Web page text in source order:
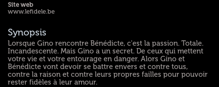
Site web
www.lefidele.be
Synopsis
Lorsque Gino rencontre Bénédicte, c'est la passion. Totale.
Incandescente. Mais Gino a un secret. De ceux qui mettent
votre vie et votre entourage en danger. Alors Gino et
Bénédicte vont devoir se battre envers et contre tous,
contre la raison et contre leurs propres failles pour pouvoir
rester fidèles à leur amour.